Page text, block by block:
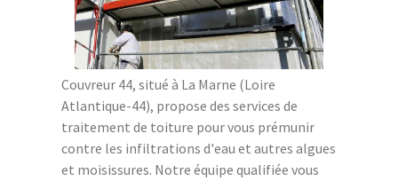
Couvreur 44, situé à La Marne (Loire
Atlantique-44), propose des services de
traitement de toiture pour vous prémunir
contre les infiltrations d'eau et autres algues
et moisissures. Notre équipe qualifiée vous